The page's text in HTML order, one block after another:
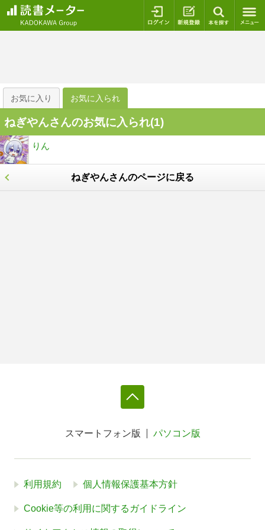
ログイン 新規登録
お気に入り お気に入られ
ねぎやんさんのお気に入られ(1)
りん
ねぎやんさんのページに戻る
スマートフォン版 パソコン版
利用規約 個人情報保護基本方針
Cookie等の利用に関するガイドライン